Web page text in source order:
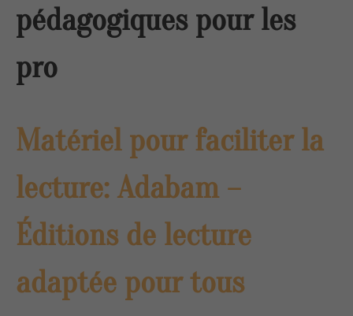
e
pédagogiques pour les
pro
Matériel pour faciliter la
lecture: Adabam –
Éditions de lecture
adaptée pour tous